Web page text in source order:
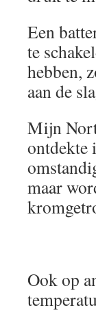
Een
te
hebben,
aan de
Mijn
ontdekte
maar
Ook op